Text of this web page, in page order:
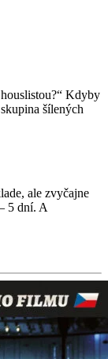
Kdyby
šílených
ale zvyčajne
5 dní. A